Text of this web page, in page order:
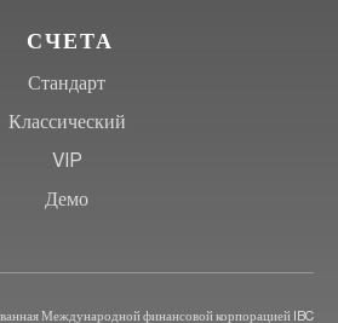
СЧЕТА
Стандарт
Классический
VIP
Демо
Международной финансовой корпорацией IBC